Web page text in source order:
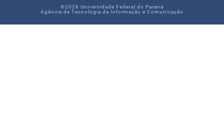
©2026 Universidade Federal do Paraná
Agência de Tecnologia da Informação e Comunicação